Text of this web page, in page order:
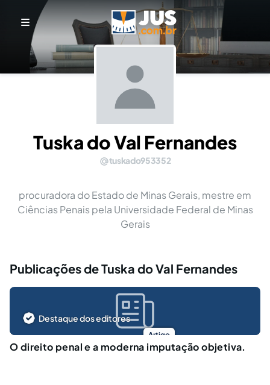
Tuska do Val Fernandes
tuskado953352
procuradora do Estado de Minas Gerais, mestre em
Ciências Penais pela Universidade Federal de Minas
Gerais
Publicações de Tuska do Val Fernandes
Artigo
Destaque dos editores
O direito penal e a moderna imputação objetiva.